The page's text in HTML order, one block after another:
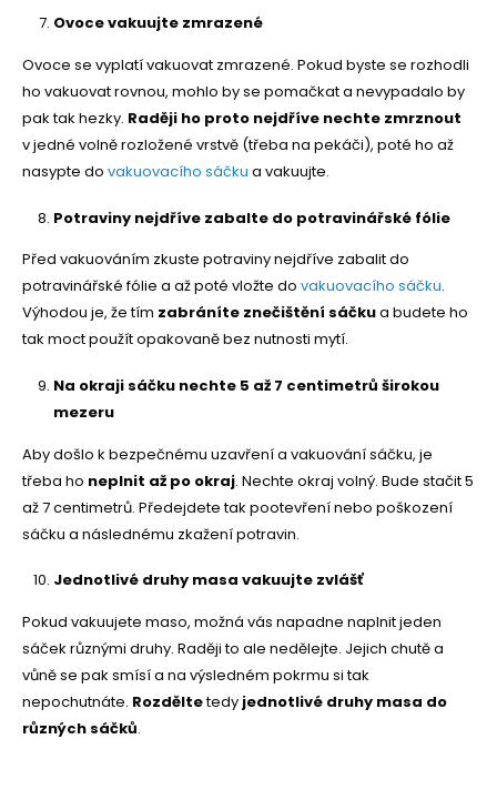
Ovoce vakuujte zmrazené
Ovoce se vyplatí vakuovat zmrazené. Pokud byste se rozhodli
ho vakuovat rovnou, mohlo by se pomačkat a nevypadalo by
pak tak hezky. Raději ho proto nejdříve nechte zmrznout
v jedné volně rozložené vrstvě (třeba na pekáči), poté ho až
nasypte do vakuovacího sáčku a vakuujte.
Potraviny nejdříve zabalte do potravinářské fólie
Před vakuováním zkuste potraviny nejdříve zabalit do
potravinářské fólie a až poté vložte do vakuovacího sáčku.
Výhodou je, že tím zabráníte znečištění sáčkua budete ho
tak moct použít opakovaně bez nutnosti mytí.
Na okraji sáčku nechte 5 až 7 centimetrů širokou
mezeru
Aby došlo k bezpečnému uzavření a vakuování sáčku, je
třeba ho neplnit až po okraj. Nechte okraj volný. Bude stačit 5
až 7 centimetrů. Předejdete tak pootevření nebo poškození
sáčku a následnému zkažení potravin.
Jednotlivé druhy masa vakuujte zvlášť
Pokud vakuujete maso, možná vás napadne naplnit jeden
sáček různými druhy. Raději to ale nedělejte. Jejich chutě a
vůně se pak smísí a na výsledném pokrmu si tak
nepochutnáte. Rozděltetedy jednotlivé druhy masa do
různých sáčků.